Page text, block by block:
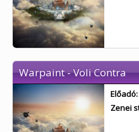
Warpaint - Voli Contra
Előadó:
Zenei